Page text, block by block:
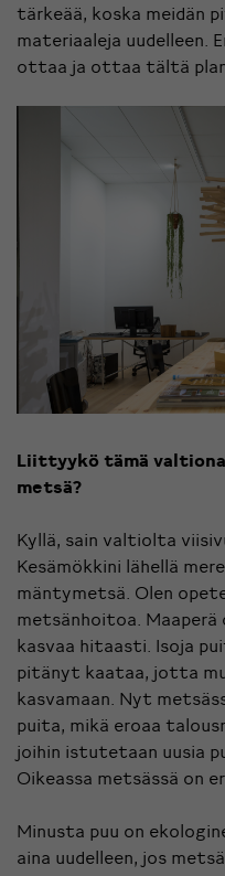
tärkeää, koska meidän
materiaaleja uudelleen.
ottaa ja ottaa tältä
Liittyykö tämä
metsä?
Kyllä, sain valtiolta
Kesämökkini lähellä
mäntymetsä. Olen
metsänhoitoa.
kasvaa hitaasti. Isoja
pitänyt kaataa, jotta
kasvamaan. Nyt
puita, mikä eroaa
joihin istutetaan uusia
Oikeassa metsässä on
Minusta puu on
aina uudelleen, jos